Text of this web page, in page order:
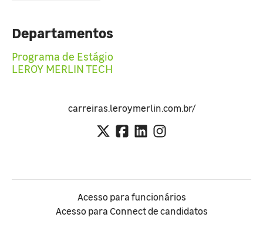
Departamentos
Programa de Estágio
LEROY MERLIN TECH
carreiras.leroymerlin.com.br/
Acesso para funcionários
Acesso para Connect de candidatos